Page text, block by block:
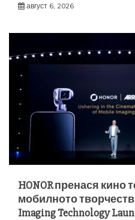
август 6, 2026
HONOR пренася кино
мобилното
Imaging Technology